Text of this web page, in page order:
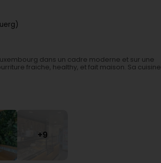
dans un cadre moderne et sur une
fraiche, healthy, et fait maison. Sa cuisine
+9